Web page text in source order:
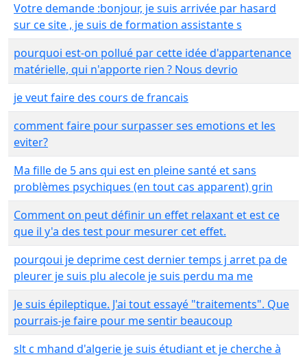
Votre demande :bonjour, je suis arrivée par hasard
sur ce site , je suis de formation assistante s
pourquoi est-on pollué par cette idée d'appartenance
matérielle, qui n'apporte rien ? Nous devrio
je veut faire des cours de francais
comment faire pour surpasser ses emotions et les
eviter?
Ma fille de 5 ans qui est en pleine santé et sans
problèmes psychiques (en tout cas apparent) grin
Comment on peut définir un effet relaxant et est ce
que il y'a des test pour mesurer cet effet.
pourqoui je deprime cest dernier temps j arret pa de
pleurer je suis plu alecole je suis perdu ma me
Je suis épileptique. J'ai tout essayé "traitements". Que
pourrais-je faire pour me sentir beaucoup
slt c mhand d'algerie je suis étudiant et je cherche à